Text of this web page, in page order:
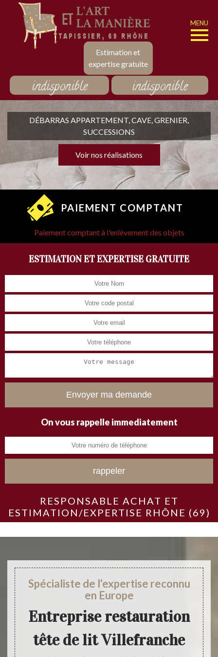
Estimation et
expertise gratuite
MENU
indisponible indisponible
DÉBARRAS APPARTEMENT, CAVE, GRENIER,
SUCCESSIONS
Voir nos réalisations
PAIEMENT COMPTANT
Paiement comptant à l'enlèvement des objets
ESTIMATION ET EXPERTISE GRATUITE
On vous rappelle immediatement
RESPONSABLE ACHAT ET
ESTIMATION/EXPERTISE RHÔNE (69)
Spécialiste de l'expertise reconnu
en Europe
Entreprise restauration
tête de lit Villefranche